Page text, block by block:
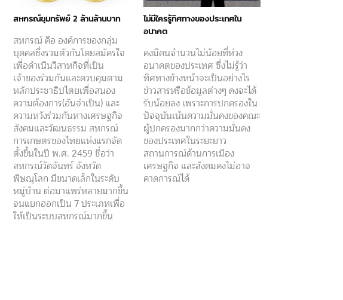
สหกรณ์ขุมทรัพย์ 2 ล้านล้านบาท
สหกรณ์ คือ องค์การของกลุ่ม
บุคคลซึ่งรวมตัวกันโดยสมัครใจ
เพื่อดำเนินวิสาหกิจที่เป็น
เจ้าของร่วมกันและควบคุมตาม
หลักประชาธิปไตยเพื่อสนอง
ความต้องการ(อันจำเป็น) และ
ความหวังร่วมกันทางเศรษฐกิจ
สังคมและวัฒนธรรม สหกรณ์
การเกษตรของไทยแห่งแรกจัด
ตั้งขึ้นในปี พ.ศ. 2459 ชื่อว่า
สหกรณ์วัดจันทร์ จังหวัด
พิษณุโลก มีขนาดเล็กในระดับ
หมู่บ้าน ต่อมาแพร่หลายมากขึ้น
จนแยกออกเป็น 7 ประเภทเพื่อ
ให้เป็นระบบสหกรณ์มากขึ้น
ไม่มีใครรู้ทิศทางของประเทศใน
อนาคต
คงมีคนจำนวนไม่น้อยที่ห่วง
อนาคตของประเทศ ซึ่งไม่รู้ว่า
ทิศทางข้างหน้าจะเป็นอย่างไร
ข่าวสารหรือข้อมูลต่างๆ คงจะได้
รับน้อยลง เพราะการปกครองใน
ปัจจุบันเน้นความมั่นคงของคณะ
ผู้ปกครองมากกว่าความมั่นคง
ของประเทศในระยะยาว
สถานการณ์ด้านการเมือง
เศรษฐกิจ และสังคมคงไม่อาจ
คาดการณ์ได้